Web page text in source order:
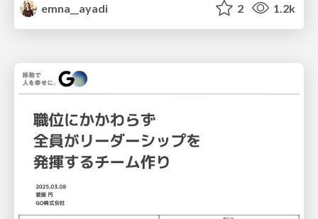
emna__ayadi
2 1.2k